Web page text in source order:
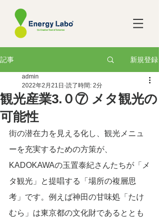
記事 新規登録
観光産業3.０⑦ メタ観光の
可能性
admin
2022年2月21日 読了時間: 2分
街の潜在力を見える化し、観光メニュ
ーを充実するための方策が、
KADOKAWAの玉置泰紀さんたちが「メ
タ観光」と提唱する「場所の複層思
考」です。例えば神田の甘味処「たけ
むら」は東京都の文化財であるととも